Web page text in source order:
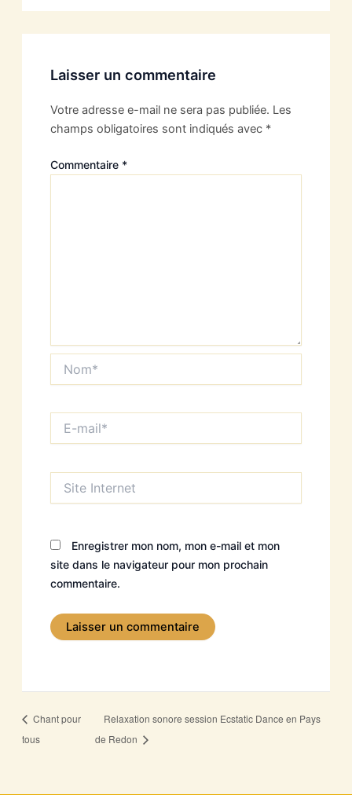
Laisser un commentaire
Votre adresse e-mail ne sera pas publiée. Les
champs obligatoires sont indiqués avec *
Commentaire *
mail*
Internet
Enregistrer mon nom, mon e-mail et mon
site dans le navigateur pour mon prochain
commentaire.
Chant pour
tous
Relaxation sonore session Ecstatic Dance en Pays
de Redon